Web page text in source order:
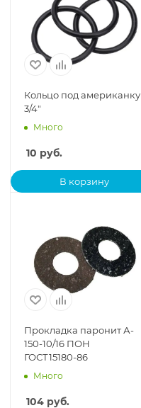
Кольцо под американку
3/4"
Много
10 руб.
В корзину
Прокладка паронит А-
150-10/16 ПОН
ГОСТ15180-86
Много
104 руб.